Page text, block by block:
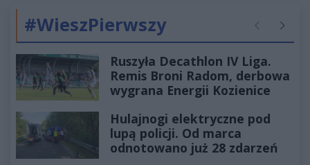
#WieszPierwszy Poprzednie
Ruszyła Decathlon IV Liga.
Remis Broni Radom, derbowa
wygrana Energii Kozienice
Hulajnogi elektryczne pod
lupą policji. Od marca
odnotowano już 28 zdarzeń